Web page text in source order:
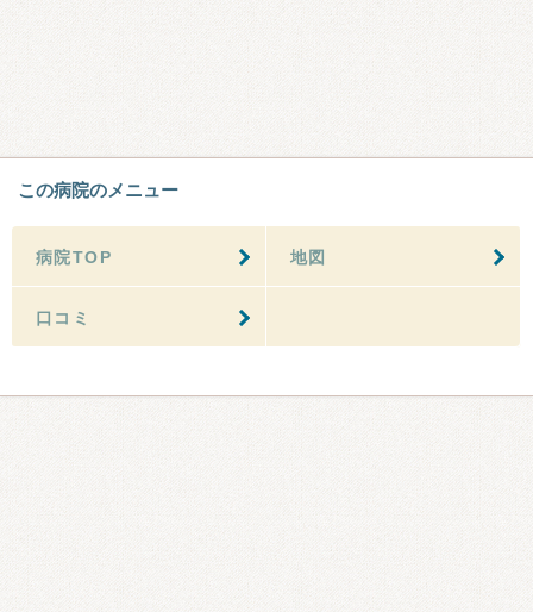
この病院のメニュー
病院TOP 地図
口コミ